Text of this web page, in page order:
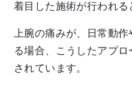
着目した施術が行われる
上腕の痛みが、日常動
る場合、こうしたアプ
されています。